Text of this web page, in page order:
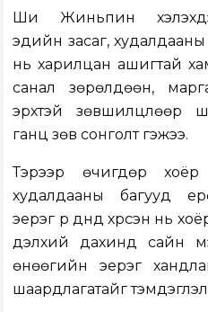
Ши Жиньпин
эдийн засаг,
нь харилцан ашигтай
санал зөрөлдөөн,
эрхтэй зөвшилцлөөр
ганц зөв сонголт гэжээ.
Тэрээр өчигдөр
худалдааны багууд
эерэг үр дүнд хүрсэн нь
дэлхий дахинд сайн
өнөөгийн эерэг
шаардлагатайг